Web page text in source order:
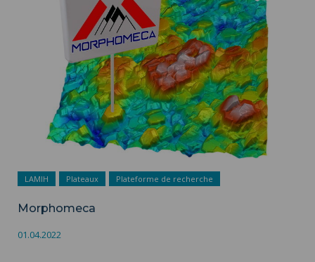
LAMIH Plateaux Plateforme de recherche
Morphomeca
01.04.2022